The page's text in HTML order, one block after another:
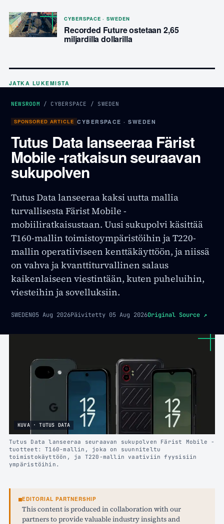
CYBERSPACE · SWEDEN
Recorded Future ostetaan 2,65
miljardilla dollarilla
JATKA LUKEMISTA
NEWSROOM / CYBERSPACE / SWEDEN
SPONSORED ARTICLE CYBERSPACE · SWEDEN
Tutus Data lanseeraa Färist
Mobile -ratkaisun seuraavan
sukupolven
Tutus Data lanseeraa kaksi uutta mallia
turvallisesta Färist Mobile -
mobiiliratkaisustaan. Uusi sukupolvi käsittää
T160-mallin toimistoympäristöihin ja T220-
mallin operatiiviseen kenttäkäyttöön, ja niissä
on vahva ja kvanttiturvallinen salaus
kaikenlaiseen viestintään, kuten puheluihin,
viesteihin ja sovelluksiin.
SWEDEN05 Aug 2026Päivitetty 05 Aug 2026Original Source ↗
KUVA · TUTUS DATA
Tutus Data lanseeraa seuraavan sukupolven Färist Mobile -
tuotteet: T160-mallin, joka on suunniteltu
toimistokäyttöön, ja T220-mallin vaativiin fyysisiin
ympäristöihin.
EDITORIAL PARTNERSHIP
This content is produced in collaboration with our
partners to provide valuable industry insights and